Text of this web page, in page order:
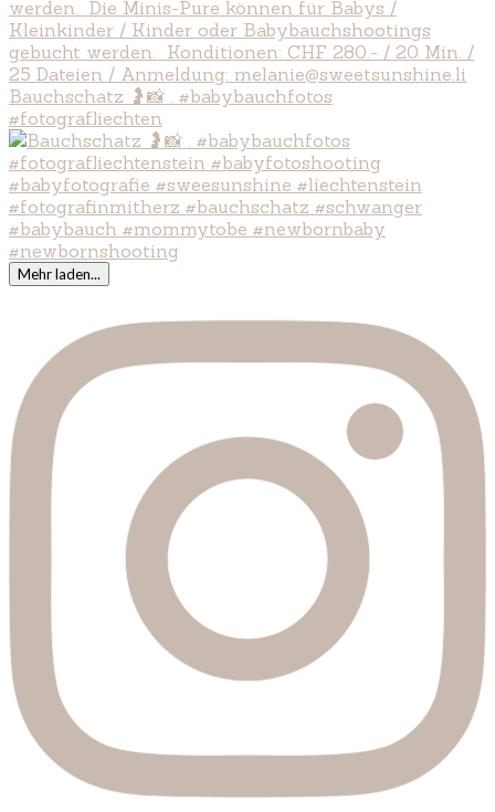
Bauchschatz 🤰📸 . #babybauchfotos
#fotografliechten
Mehr laden...